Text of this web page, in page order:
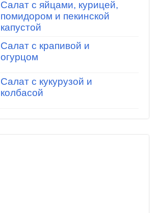
Салат с яйцами, курицей,
помидором и пекинской
капустой
Салат с крапивой и
огурцом
Салат с кукурузой и
колбасой